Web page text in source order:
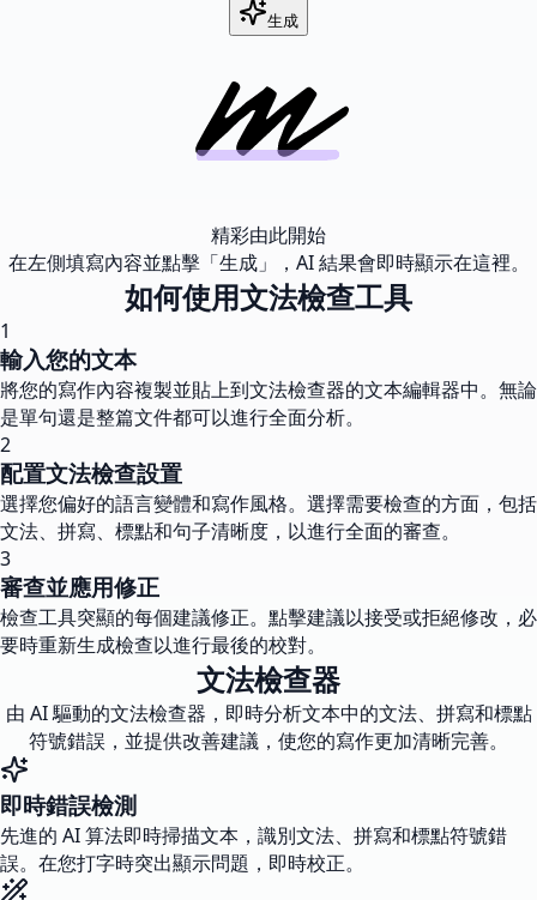
生成
精彩由此開始
在左側填寫內容並點擊「生成」，AI 結果會即時顯示在這裡。
如何使用文法檢查工具
1
輸入您的文本
將您的寫作內容複製並貼上到文法檢查器的文本編輯器中。無論
是單句還是整篇文件都可以進行全面分析。
2
配置文法檢查設置
選擇您偏好的語言變體和寫作風格。選擇需要檢查的方面，包括
文法、拼寫、標點和句子清晰度，以進行全面的審查。
3
審查並應用修正
檢查工具突顯的每個建議修正。點擊建議以接受或拒絕修改，必
要時重新生成檢查以進行最後的校對。
文法檢查器
由 AI 驅動的文法檢查器，即時分析文本中的文法、拼寫和標點
符號錯誤，並提供改善建議，使您的寫作更加清晰完善。
即時錯誤檢測
先進的 AI 算法即時掃描文本，識別文法、拼寫和標點符號錯
誤。在您打字時突出顯示問題，即時校正。